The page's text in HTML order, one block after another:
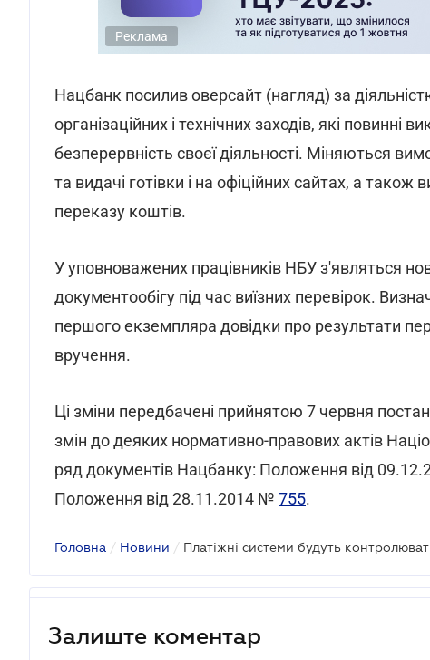
Реклама
Нацбанк посилив оверсайт (нагляд) за
організаційних і технічних заходів, які
безперервність своєї діяльності. Міняються
та видачі готівки і на офіційних сайтах, а
переказу коштів.
У уповноважених працівників НБУ з'являться
документообігу під час виїзних перевірок.
першого екземпляра довідки про результати
вручення.
Ці зміни передбачені прийнятою 7 червня
змін до деяких нормативно-правових актів
ряд документів Нацбанку: Положення від
Положення від 28.11.2014 № 755.
Головна / Новини / Платіжні системи будуть
Залиште коментар